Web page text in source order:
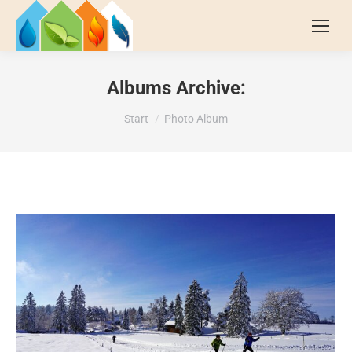
Albums Archive:
Sie befinden sich hier:
Start Photo Album